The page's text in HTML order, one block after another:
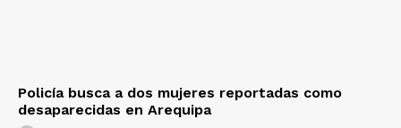
Policía busca a dos mujeres reportadas como
desaparecidas en Arequipa